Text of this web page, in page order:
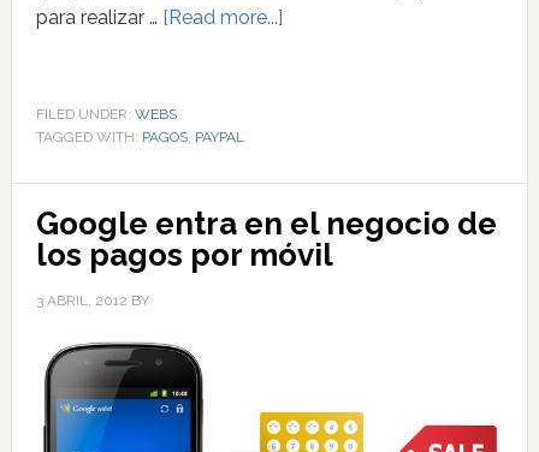
para realizar … [Read more...]
FILED UNDER: WEBS
TAGGED WITH: PAGOS, PAYPAL
Google entra en el negocio de
los pagos por móvil
3 ABRIL, 2012 BY